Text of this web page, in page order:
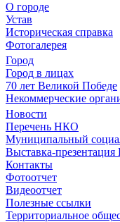
О городе
Устав
Историческая справка
Фотогалерея
Город
Город в лицах
70 лет Великой Победе
Некоммерческие
Новости
Перечень НКО
Муниципальный
Выставка-
Контакты
Фотоотчет
Видеоотчет
Полезные ссылки
Территориальное